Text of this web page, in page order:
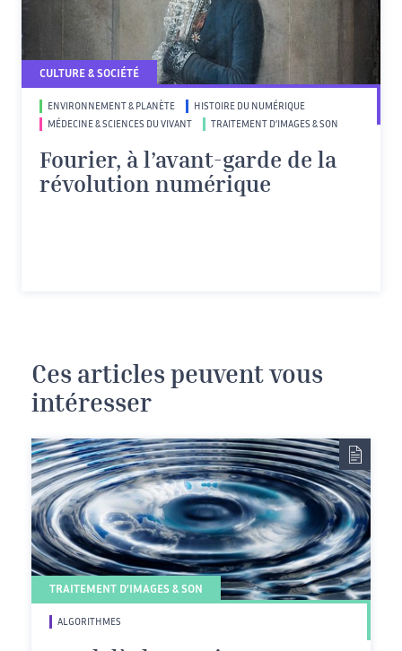
CULTURE & SOCIÉTÉ
ENVIRONNEMENT & PLANÈTE HISTOIRE DU NUMÉRIQUE
MÉDECINE & SCIENCES DU VIVANT TRAITEMENT D’IMAGES & SON
Fourier, à l’avant-garde de la
révolution numérique
Ces articles peuvent vous
intéresser
TRAITEMENT D’IMAGES & SON
ALGORITHMES